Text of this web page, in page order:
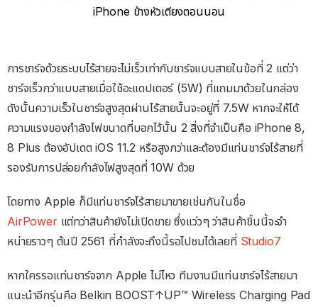
iPhone ข้างหัวเตียงตอนนอน
การชาร์จด้วยระบบไร้สายจะไม่เร็วเท่ากับชาร์จแบบสายในข้อที่ 2 แต่ว่า
ชาร์จเร็วกว่าแบบสายเมื่อใช้อะแดปเตอร์ (5W) ที่แถมมาด้วยในกล่อง
ดังนั้นความเร็วในชาร์จสูงสุดผ่านไร้สายนั้นจะอยู่ที่ 7.5W หากจะให้ได้
ความแรงของกำลังไฟขนาดที่บอกไว้นั้น 2 สิ่งที่จำเป็นคือ iPhone 8,
8 Plus ต้องอัปเดต iOS 11.2 หรือสูงกว่าและต้องมีแท่นชาร์จไร้สายที่
รองรับการปล่อยกำลังไฟสูงสุดที่ 10W ด้วย
โดยทาง Apple ก็มีแท่นชาร์จไร้สายมาขายเช่นกันในชื่อ
AirPowerแต่ทว่าสินค้ายังไม่เปิดขาย ซึ่งแว่วๆ ว่าสินค้าชิ้นนี้จะจำ
หน่ายราวๆ ต้นปี 2561 ที่กำลังจะถึงนี้รอไปชมได้เลยที่ Studio7
หากใครรอแท่นชาร์จจาก Apple ไม่ไหว ทีมงานมีแท่นชาร์จไร้สายมา
แนะนำอีกรุ่นคือ Belkin BOOST↑UP™ Wireless Charging Pad